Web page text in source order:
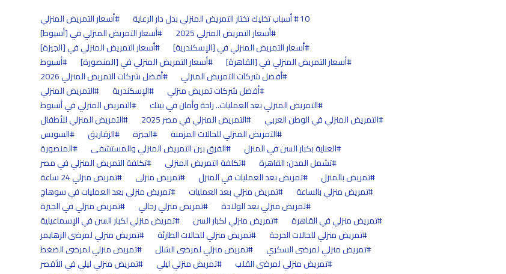
10 أسباب تخليك تختار التمريض المنزلي بدل دار الرعاية
أسعار التمريض المنزلي
أسعار التمريض المنزلي 2025
أسعار التمريض المنزلي في [أسيوط]
أسعار التمريض المنزلي في [الإسكندرية]
أسعار التمريض المنزلي في [الجيزة]
أسعار التمريض المنزلي في [القاهرة]
أسعار التمريض المنزلي في [المنصورة]
أسيوط
أفضل شركات التمريض المنزلي
أفضل شركات التمريض المنزلي 2026
أفضل شركات تمريض منزلي
الإسكندرية
التمريض المنزلي
التمريض المنزلي بعد العمليات.. راحة وأمان في بيتك
التمريض المنزلي في أسيوط
التمريض المنزلي في الوطن العربي
التمريض المنزلي في مصر 2025
التمريض المنزلي للأطفال
التمريض المنزلي للحالات المزمنة
الجيزة الزقازيق
السويس
العناية بكبار السن في المنزل
الفرق بين التمريض المنزلي والمستشفى
المنصورة
تشمل المدن: القاهرة
تكلفة التمريض المنزلي
تكلفة التمريض المنزلي في مصر
تمريض بالمنزل
تمريض بعد العمليات في المنزل تمريض منزلى
تمريض منزلي 24 ساعة
تمريض منزلي بالساعة
تمريض منزلي بعد العمليات
تمريض منزلي بعد العمليات في سوهاج
تمريض منزلي بعد الولادة
تمريض منزلي رجالي
تمريض منزلي في الجيزة
تمريض منزلي في القاهرة
تمريض منزلي لكبار السن
تمريض منزلي لكبار السن في الإسماعيلية
تمريض منزلي للحالات الحرجة
تمريض منزلي للحالات الطارئة
تمريض منزلي لمرضى الزهايمر
تمريض منزلي لمرضى السكري
تمريض منزلي لمرضى الشلل
تمريض منزلي لمرضى الضغط
تمريض منزلي لمرضى القلب
تمريض منزلي ليلي
تمريض منزلي ليلي في الأقصر